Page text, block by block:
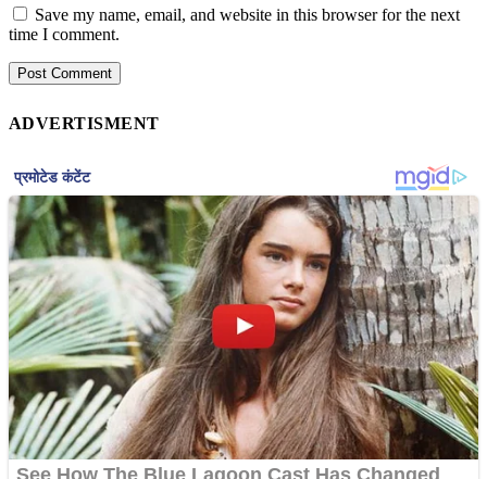
Save my name, email, and website in this browser for the next
time I comment.
ADVERTISMENT